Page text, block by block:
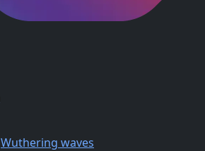
Wuthering waves